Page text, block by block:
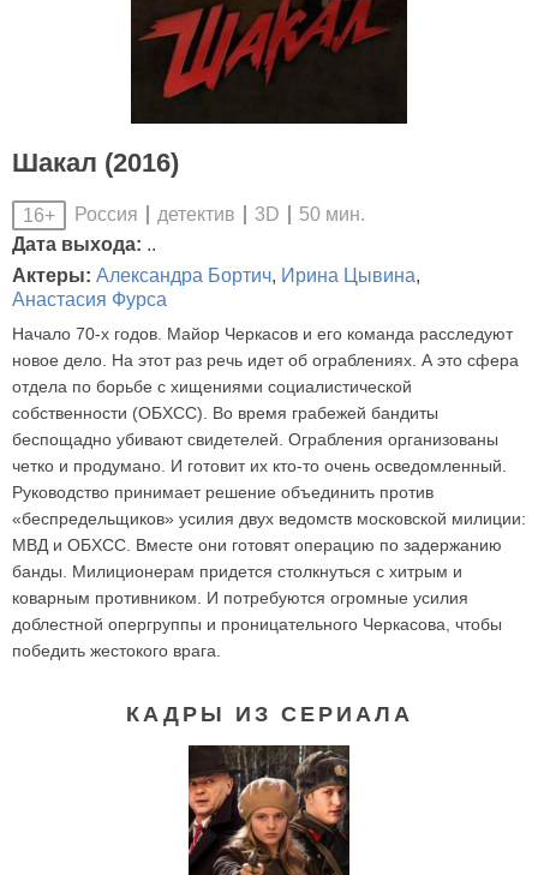
Шакал (2016)
16+ Россия детектив 3D
50 мин.
Дата выхода: ..
Актеры: Александра Бортич, Ирина Цывина,
Анастасия Фурса
Начало 70-х годов. Майор Черкасов и его команда расследуют
новое дело. На этот раз речь идет об ограблениях. А это сфера
отдела по борьбе с хищениями социалистической
собственности (ОБХСС). Во время грабежей бандиты
беспощадно убивают свидетелей. Ограбления организованы
четко и продумано. И готовит их кто-то очень осведомленный.
Руководство принимает решение объединить против
«беспредельщиков» усилия двух ведомств московской милиции:
МВД и ОБХСС. Вместе они готовят операцию по задержанию
банды. Милиционерам придется столкнуться с хитрым и
коварным противником. И потребуются огромные усилия
доблестной опергруппы и проницательного Черкасова, чтобы
победить жестокого врага.
КАДРЫ ИЗ СЕРИАЛА